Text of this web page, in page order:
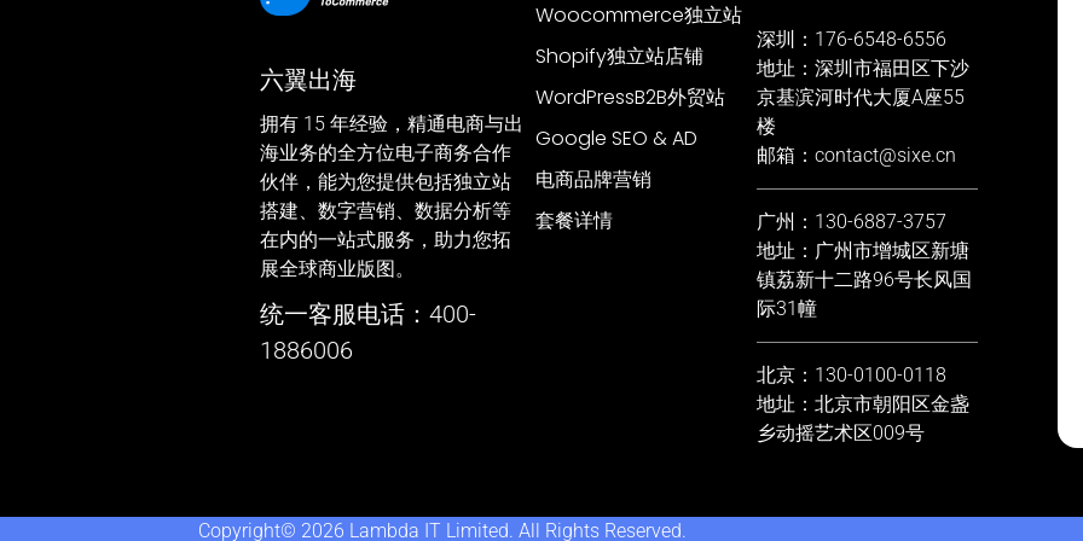
六翼出海
拥有 15 年经验，精通电商与出
海业务的全方位电子商务合作
伙伴，能为您提供包括独立站
搭建、数字营销、数据分析等
在内的一站式服务，助力您拓
展全球商业版图。
统一客服电话：400-
1886006
Woocommerce独立站
Shopify独立站店铺
WordPressB2B外贸站
Google SEO & AD
电商品牌营销
套餐详情
深圳：176-6548-6556
地址：深圳市福田区下沙
京基滨河时代大厦A座55
楼
邮箱：contact@sixe.cn
广州：130-6887-3757
地址：广州市增城区新塘
镇荔新十二路96号长风国
际31幢
北京：130-0100-0118
地址：北京市朝阳区金盏
乡动摇艺术区009号
Copyright© 2026 Lambda IT Limited. All Rights Reserved.